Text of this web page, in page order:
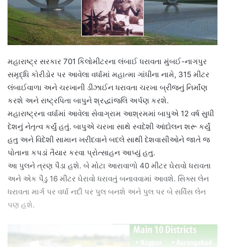
મહારાષ્ટ્ર સરકાર 701 કિલોમીટરના લંબાઈ ધરાવતા મુંબઈ-નાગપુર
સમૃદ્ધિ કોરીડોર પર આવેલા વર્ધામાં મહાત્મા ગાંધીના નામે, 315 મીટર
લંબાઈવાળા અને ચરખાની ડીઝાઈન ધરાવતા ચરખા બ્રીજનું નિર્માંણ
કરશે અને રાષ્ટ્રપિતા બાપુને શ્રદ્ધાંજલિ અર્પણ કરશે.
મહારાષ્ટ્રના વર્ધામાં આવેલા સેવાગ્રામ આશ્રમમાં બાપુએ 12 વર્ષ સુધી
દેશનું નેતૃત્વ કર્યું હતું. બાપુએ ચરખા સાથે સ્વદેશી આંદોલન શરૂ કર્યું
હતુ અને વિદેશી સામાન ખરીદવાને બદલે સાથી દેશવાસીઓને જાતે જ
પોતાના કપડાં તૈયાર કરવા પ્રોત્સાહન આપ્યું હતુ.
આ પુલને ત્રણ પૈડા હશે. બે મોટા આરાવાળો 40 મીટર ઘેરાવો ધરાવતા
અને એક પૈડુ 16 મીટર ઘેરાવો ધરાવતું બનાવવામાં આવશે. સિક્સ લેન
ધરાવતા માર્ગ પર વર્ધા નદી પર પુલ બનશે અને પુલ પર બે સર્વિસ લેન
પણ હશે.